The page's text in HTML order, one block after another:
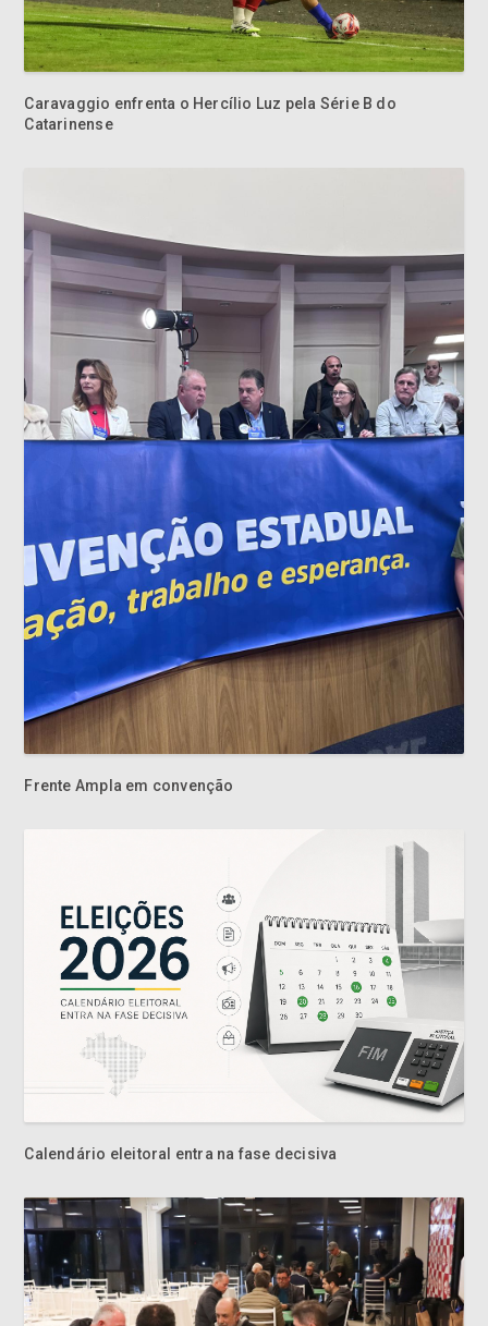
Caravaggio enfrenta o Hercílio Luz pela Série B do
Catarinense
Frente Ampla em convenção
Calendário eleitoral entra na fase decisiva